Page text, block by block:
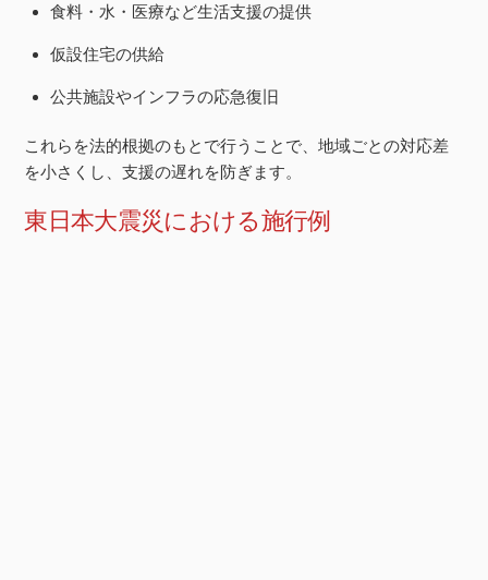
食料・水・医療など生活支援の提供
仮設住宅の供給
公共施設やインフラの応急復旧
これらを法的根拠のもとで行うことで、地域ごとの対応差
を小さくし、支援の遅れを防ぎます。
東日本大震災における施行例